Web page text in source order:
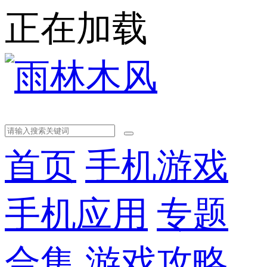
正在加载
首页 手机游戏
手机应用 专题